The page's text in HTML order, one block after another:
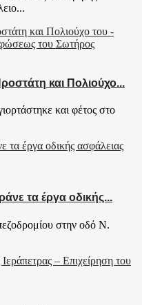
και Πολιούχο...
και φέτος στο
τα έργα οδικής...
στην οδό Ν.